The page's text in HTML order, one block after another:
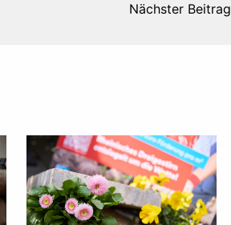
Nächster Beitrag